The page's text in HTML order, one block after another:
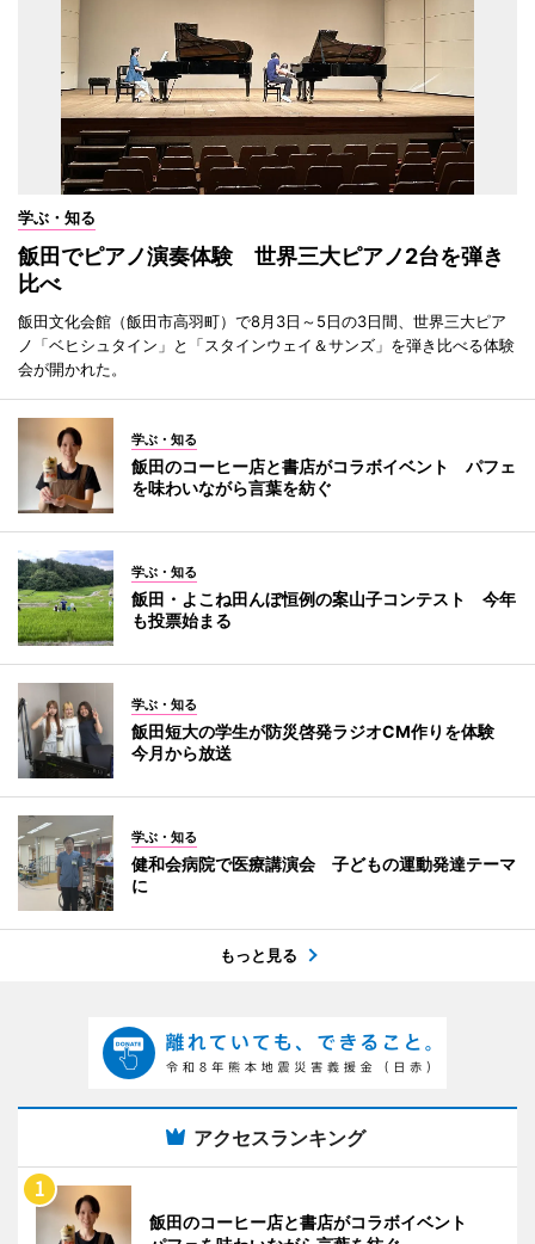
学ぶ・知る
飯田でピアノ演奏体験 世界三大ピアノ2台を弾き
比べ
飯田文化会館（飯田市高羽町）で8月3日～5日の3日間、世界三大ピア
ノ「ベヒシュタイン」と「スタインウェイ＆サンズ」を弾き比べる体験
会が開かれた。
学ぶ・知る
飯田のコーヒー店と書店がコラボイベント パフェ
を味わいながら言葉を紡ぐ
学ぶ・知る
飯田・よこね田んぼ恒例の案山子コンテスト 今年
も投票始まる
学ぶ・知る
飯田短大の学生が防災啓発ラジオCM作りを体験
今月から放送
学ぶ・知る
健和会病院で医療講演会 子どもの運動発達テーマ
に
もっと見る
アクセスランキング
飯田のコーヒー店と書店がコラボイベント